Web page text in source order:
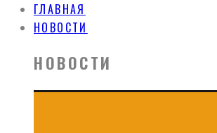
ГЛАВНАЯ
НОВОСТИ
НОВОСТИ